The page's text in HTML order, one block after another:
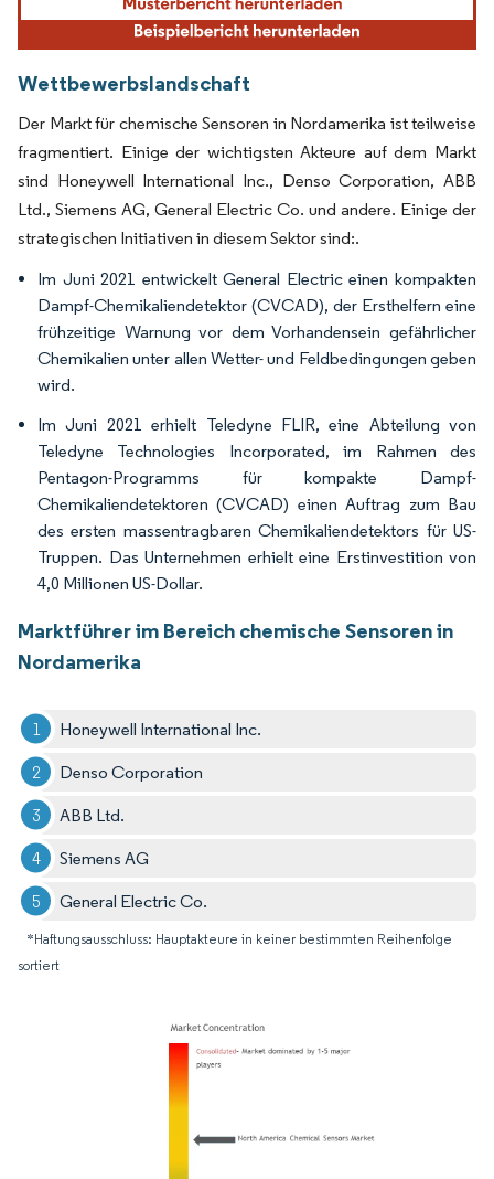
Wettbewerbslandschaft
Der Markt für chemische Sensoren in Nordamerika ist teilweise
fragmentiert. Einige der wichtigsten Akteure auf dem Markt
sind Honeywell International Inc., Denso Corporation, ABB
Ltd., Siemens AG, General Electric Co. und andere. Einige der
strategischen Initiativen in diesem Sektor sind:.
Im Juni 2021 entwickelt General Electric einen kompakten
Dampf-Chemikaliendetektor (CVCAD), der Ersthelfern eine
frühzeitige Warnung vor dem Vorhandensein gefährlicher
Chemikalien unter allen Wetter- und Feldbedingungen geben
wird.
Im Juni 2021 erhielt Teledyne FLIR, eine Abteilung von
Teledyne Technologies Incorporated, im Rahmen des
Pentagon-Programms für kompakte Dampf-
Chemikaliendetektoren (CVCAD) einen Auftrag zum Bau
des ersten massentragbaren Chemikaliendetektors für US-
Truppen. Das Unternehmen erhielt eine Erstinvestition von
4,0 Millionen US-Dollar.
Marktführer im Bereich chemische Sensoren in
Nordamerika
Honeywell International Inc.
Denso Corporation
ABB Ltd.
Siemens AG
General Electric Co.
*Haftungsausschluss: Hauptakteure in keiner bestimmten Reihenfolge
sortiert